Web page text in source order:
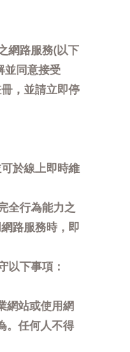
網路服務(以下
並同意接受
，並請立即停
於線上即時維
全行為能力之
路服務時，即
以下事項：
網站或使用網
。任何人不得